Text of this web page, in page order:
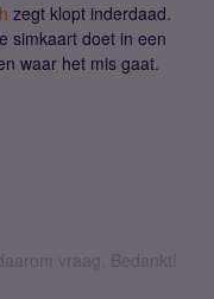
zegt klopt inderdaad.
simkaart doet in een
waar het mis gaat.
vraag. Bedankt!